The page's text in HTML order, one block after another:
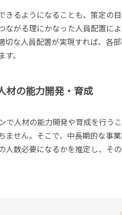
きるようになることも、策定の目
ながる理にかなった人員配置に
切な人員配置が実現すれば、各
。
材の能力開発・育成
で人材の能力開発や育成を行う
ません。そこで、中長期的な事
人数必要になるかを推定し、そ